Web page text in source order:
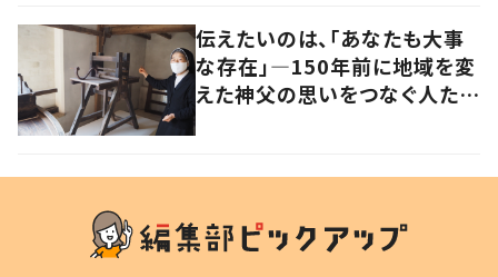
伝えたいのは、「あなたも大事
な存在」―150年前に地域を変
えた神父の思いをつなぐ人た